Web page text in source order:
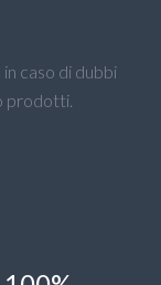
caso di dubbi
prodotti.